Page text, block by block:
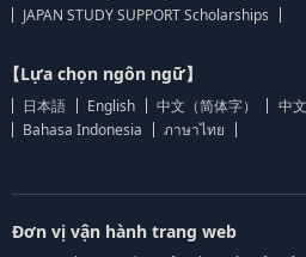
JAPAN STUDY SUPPORT Scholarships
【Lựa chọn ngôn ngữ】
日本語 English 中文（简体字） 中
Bahasa Indonesia
ภาษาไทย
Đơn vị vận hành trang web